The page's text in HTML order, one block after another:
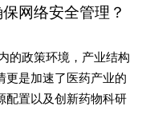
网络安全管理？
的政策环境，产业结构
更是加速了医药产业的
配置以及创新药物科研